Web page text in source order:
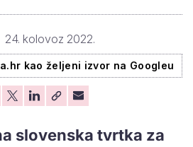
24. kolovoz 2022.
kao željeni izvor na Googleu
slovenska tvrtka za